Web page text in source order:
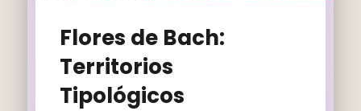
Flores de Bach:
Territorios
Tipológicos